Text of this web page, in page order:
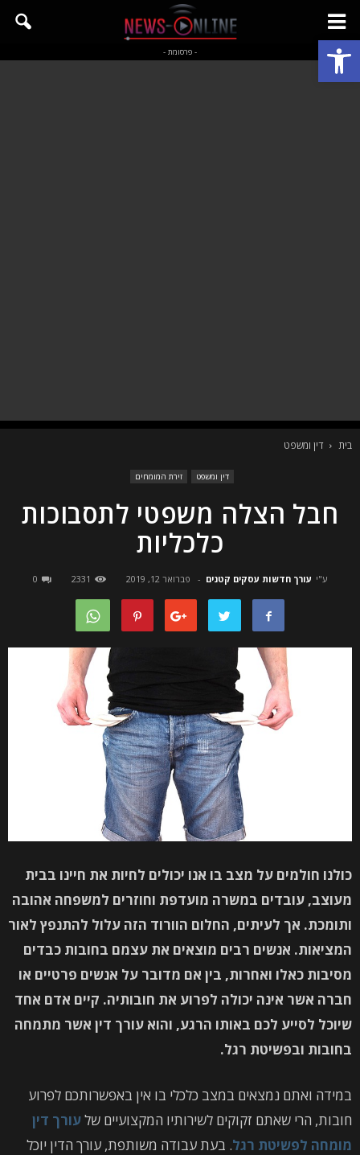
פתח סרגל נגישות - פרסומת -
בית דין ומשפט
דין ומשפט זירת המומחים
חבל הצלה משפטי לתסבוכות
כלכליות
ע"י עורך חדשות עסקים קטנים - פברואר 12, 2019 2331
0
כולנו חולמים על מצב בו אנו יכולים לחיות את חיינו בבית
מעוצב, עובדים במשרה מועדפת וחוזרים למשפחה אהובה
ותומכת. אך לעיתים, החלום הוורוד הזה עלול להתנפץ לאור
המציאות. אנשים רבים מוצאים את עצמם בחובות כבדים
מסיבות כאלו ואחרות, בין אם מדובר על אנשים פרטיים או
חברה אשר אינה יכולה לפרוע את חובותיה. קיים אדם אחד
שיוכל לסייע לכם באותו הרגע, והוא עורך דין אשר מתמחה
בחובות ובפשיטת רגל.
במידה ואתם נמצאים במצב כלכלי בו אין באפשרותכם לפרוע
חובות, הרי שאתם זקוקים לשירותיו המקצועיים שלעורך דין
מומחה לפשיטת רגל. בעת עבודה משותפת, עורך הדין יוכל